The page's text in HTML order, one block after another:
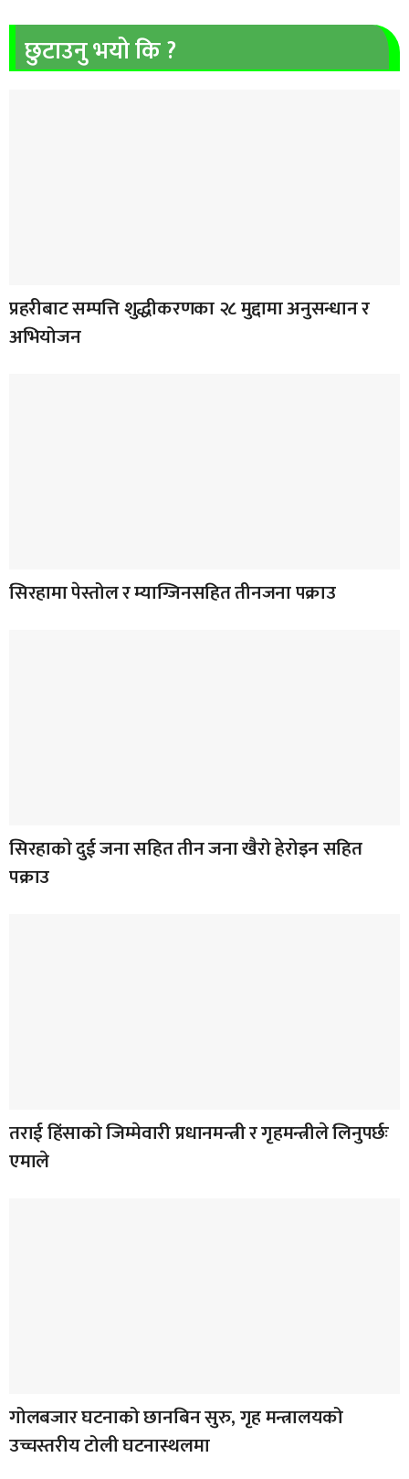
छुटाउनु भयो कि ?
प्रहरीबाट सम्पत्ति शुद्धीकरणका २८ मुद्दामा अनुसन्धान र
अभियोजन
सिरहामा पेस्तोल र म्याग्जिनसहित तीनजना पक्राउ
सिरहाकाे दुई जना सहित तीन जना खैरो हेरोइन सहित
पक्राउ
तराई हिंसाको जिम्मेवारी प्रधानमन्त्री र गृहमन्त्रीले लिनुपर्छः
एमाले
गोलबजार घटनाको छानबिन सुरु, गृह मन्त्रालयको
उच्चस्तरीय टोली घटनास्थलमा